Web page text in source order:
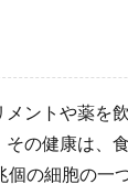
ントや薬を
の健康は、
の細胞の一